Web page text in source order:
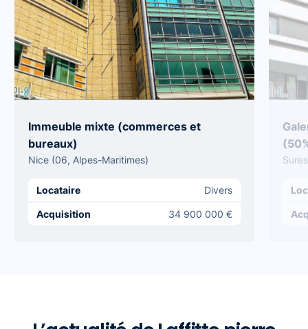
Immeuble mixte (commerces et
bureaux)
Nice (06, Alpes-Maritimes)
Locataire Divers
Acquisition 34 900 000 €